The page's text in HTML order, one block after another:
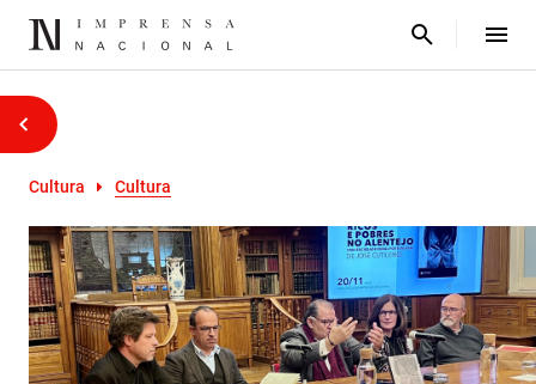
Cultura Cultura